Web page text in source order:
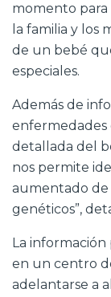
momento para
la familia y los
de un bebé
especiales.
Además de
enfermedades
detallada del
nos permite
aumentado de
genéticos”,
La
en un centro
adelantarse a